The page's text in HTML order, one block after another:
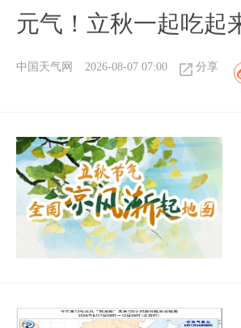
元气！立秋一起吃起
中国天气网 2026-08-07 07:00 分享